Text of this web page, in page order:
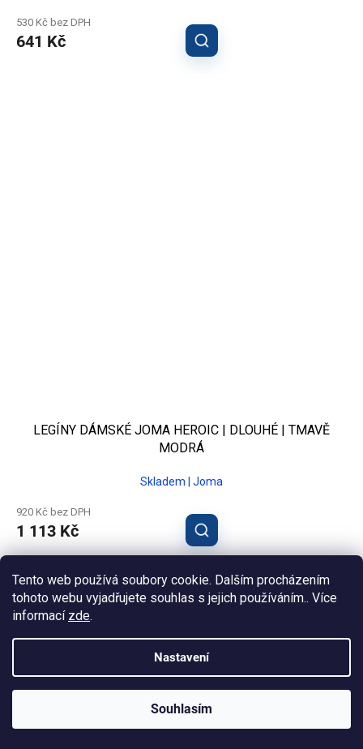
Tento web používá soubory cookie. Dalším procházením
tohoto webu vyjadřujete souhlas s jejich používáním.. Více
informací zde.
Nastavení
Souhlasím
530 Kč bez DPH
641 Kč
LEGÍNY DÁMSKÉ JOMA HEROIC | DLOUHÉ | TMAVĚ
MODRÁ
Skladem | Joma
920 Kč bez DPH
1 113 Kč
S M L XL 2XL